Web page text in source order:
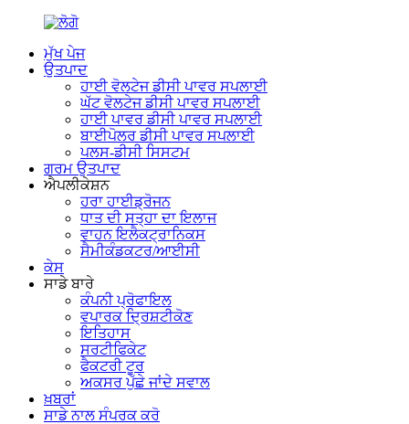
ਮੁੱਖ ਪੇਜ
ਉਤਪਾਦ
ਹਾਈ ਵੋਲਟੇਜ ਡੀਸੀ ਪਾਵਰ ਸਪਲਾਈ
ਘੱਟ ਵੋਲਟੇਜ ਡੀਸੀ ਪਾਵਰ ਸਪਲਾਈ
ਹਾਈ ਪਾਵਰ ਡੀਸੀ ਪਾਵਰ ਸਪਲਾਈ
ਬਾਈਪੋਲਰ ਡੀਸੀ ਪਾਵਰ ਸਪਲਾਈ
ਪਲਸ-ਡੀਸੀ ਸਿਸਟਮ
ਗਰਮ ਉਤਪਾਦ
ਐਪਲੀਕੇਸ਼ਨ
ਹਰਾ ਹਾਈਡ੍ਰੋਜਨ
ਧਾਤ ਦੀ ਸਤ੍ਹਾ ਦਾ ਇਲਾਜ
ਵਾਹਨ ਇਲੈਕਟ੍ਰਾਨਿਕਸ
ਸੈਮੀਕੰਡਕਟਰ/ਆਈਸੀ
ਕੇਸ
ਸਾਡੇ ਬਾਰੇ
ਕੰਪਨੀ ਪ੍ਰੋਫਾਇਲ
ਵਪਾਰਕ ਦ੍ਰਿਸ਼ਟੀਕੋਣ
ਇਤਿਹਾਸ
ਸਰਟੀਫਿਕੇਟ
ਫੈਕਟਰੀ ਟੂਰ
ਅਕਸਰ ਪੁੱਛੇ ਜਾਂਦੇ ਸਵਾਲ
ਖ਼ਬਰਾਂ
ਸਾਡੇ ਨਾਲ ਸੰਪਰਕ ਕਰੋ